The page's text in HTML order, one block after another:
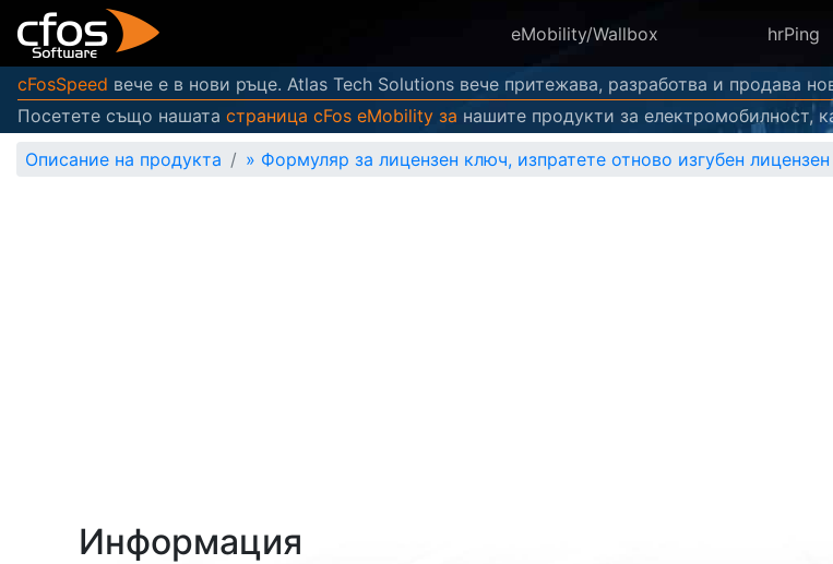
eMobility/Wallbox hrPing
cFosSpeed вече е в нови ръце. Atlas Tech Solutions вече притежава, разработва и продава
Посетете също нашата страница cFos eMobility за нашите продукти за електромобилност,
Описание на продукта
» Формуляр за лицензен ключ, изпратете отново изгубен
Информация